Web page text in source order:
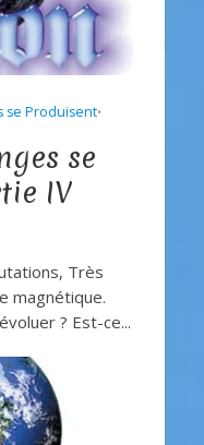
se Produisent•
se
IV
Très
magnétique.
? Est-ce...